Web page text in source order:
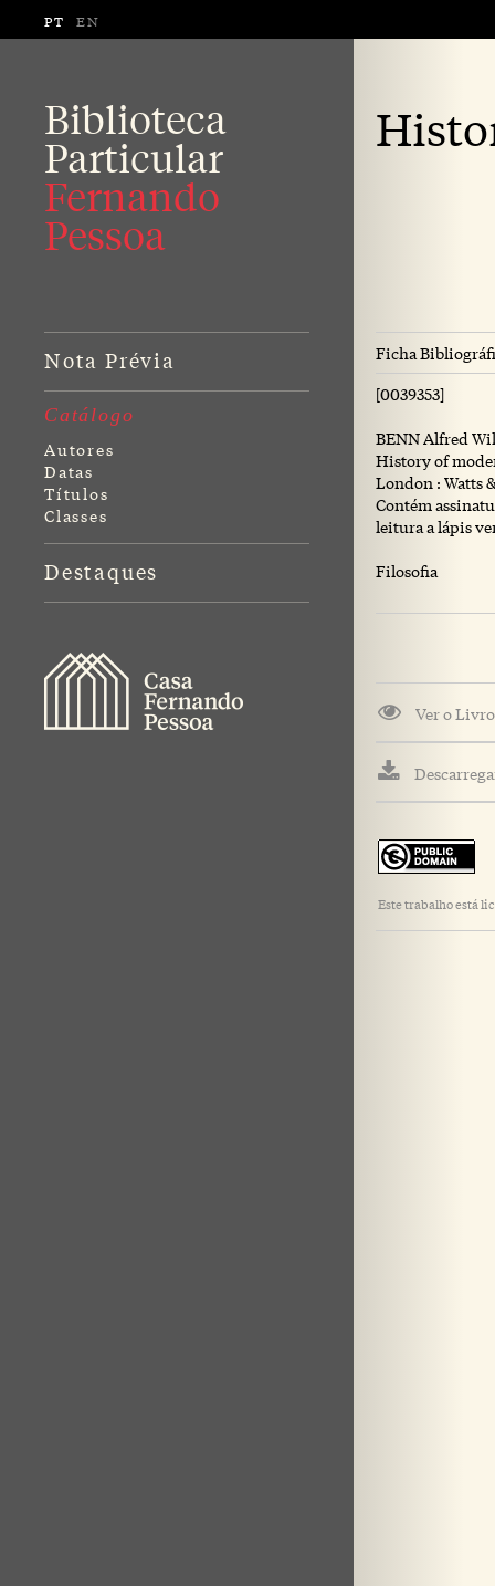
PT EN
Biblioteca
Particular
Fernando
Pessoa
Nota Prévia
Catálogo
Autores
Datas
Títulos
Classes
Destaques
Ficha
[0039353]
BENN Alfred
History of
London : Watts
Contém
leitura a lápis
Filosofia
Ver o Livro
Este trabalho está